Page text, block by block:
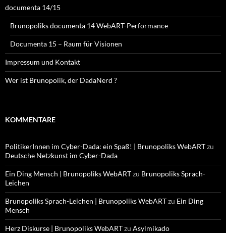
documenta 14/15
Brunopoliks documenta 14 WebART-Performance
Documenta 15 – Raum für Visionen
Impressum und Kontakt
Wer ist Brunopolik, der DadaNerd ?
KOMMENTARE
PolitikerInnen im Cyber-Dada: ein Spaß! | Brunopoliks WebARTzu
Deutsche Netzkunst im Cyber-Dada
Ein Ding Mensch | Brunopoliks WebARTzu Brunopoliks Sprach-
Leichen
Brunopoliks Sprach-Leichen | Brunopoliks WebARTzu Ein Ding
Mensch
Herz Diskurse | Brunopoliks WebARTzu Asylmikado